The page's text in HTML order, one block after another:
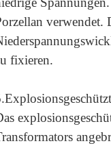
verwendet.
fixieren.